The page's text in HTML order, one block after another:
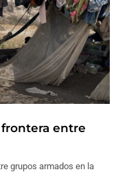
entre
grupos armados en la